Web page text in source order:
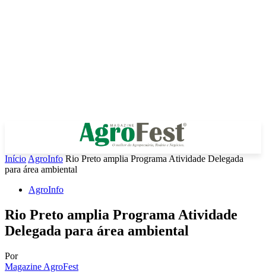
Início AgroInfo Rio Preto amplia Programa Atividade Delegada
para área ambiental
AgroInfo
Rio Preto amplia Programa Atividade
Delegada para área ambiental
Por
Magazine AgroFest